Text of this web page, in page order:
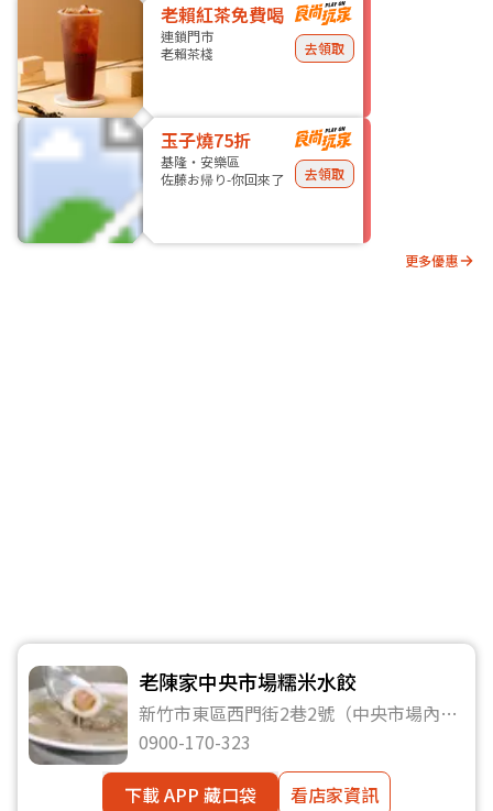
老賴紅茶免費喝
連鎖門市
老賴茶棧
去領取
玉子燒75折
基隆・安樂區
佐藤お帰り-你回來了
去領取
更多優惠
老陳家中央市場糯米水餃
新竹市東區西門街2巷2號（中央市場內92
攤）
0900-170-323
下載 APP 藏口袋
看店家資訊